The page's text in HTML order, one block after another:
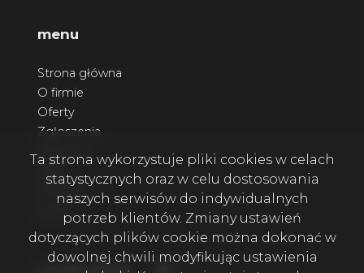
menu
Strona główna
O firmie
Oferty
Zgłoszenia
Kontakt
Facebook
Ta strona wykorzystuje pliki cookies w celach
statystycznych oraz w celu dostosowania
naszych serwisów do indywidualnych
potrzeb klientów. Zmiany ustawień
dotyczących plików cookie można dokonać w
dowolnej chwili modyfikując ustawienia